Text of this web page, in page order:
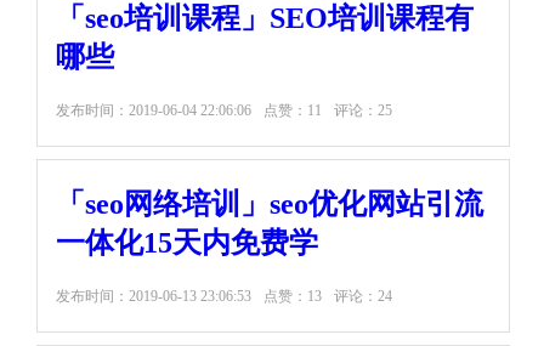
「seo培训课程」SEO培训课程有
哪些
发布时间： 2019-06-04 22:06:06 点赞：11 评论：25
「seo网络培训」seo优化网站引流
一体化15天内免费学
发布时间： 2019-06-13 23:06:53 点赞：13 评论：24